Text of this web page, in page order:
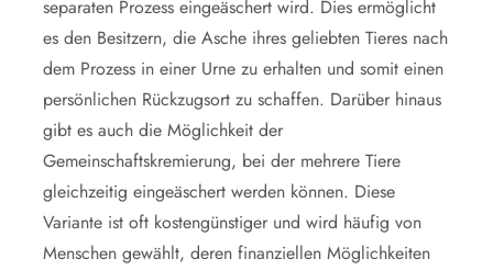
separaten Prozess eingeäschert wird. Dies ermöglicht
es den Besitzern, die Asche ihres geliebten Tieres nach
dem Prozess in einer Urne zu erhalten und somit einen
persönlichen Rückzugsort zu schaffen. Darüber hinaus
gibt es auch die Möglichkeit der
Gemeinschaftskremierung, bei der mehrere Tiere
gleichzeitig eingeäschert werden können. Diese
Variante ist oft kostengünstiger und wird häufig von
Menschen gewählt, deren finanziellen Möglichkeiten